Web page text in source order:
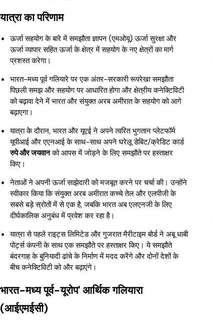
यात्रा का परिणाम
ऊर्जा सहयोग के बारे में समझौता ज्ञापन (एमओयू) ऊर्जा सुरक्षा और
ऊर्जा व्यापार सहित ऊर्जा के क्षेत्र में सहयोग के नए क्षेत्रों का मार्ग
प्रशस्त करेगा।
भारत-मध्य पूर्व गलियारे पर एक अंतर-सरकारी रूपरेखा समझौता
पिछली समझ और सहयोग पर आधारित होगा और क्षेत्रीय कनेक्टिविटी
को बढ़ावा देने में भारत और संयुक्त अरब अमीरात के सहयोग को आगे
बढ़ाएगा।
यात्रा के दौरान, भारत और यूएई ने अपने त्वरित भुगतान प्लेटफॉर्म
यूपीआई और एएनआई के साथ-साथ अपने घरेलू डेबिट/क्रेडिट कार्ड
रुपे और जयवानको आपस में जोड़ने के लिए समझौते पर हस्ताक्षर
किए।
नेताओं ने अपनी ऊर्जा साझेदारी को मजबूत करने पर चर्चा की। उन्होंने
स्वीकार किया कि संयुक्त अरब अमीरात कच्चे तेल और एलपीजी के
सबसे बड़े स्रोतों में से एक है, जबकि भारत अब एलएनजी के लिए
दीर्घकालिक अनुबंध में प्रवेश कर रहा है।
यात्रा से पहले राइट्स लिमिटेड और गुजरात मैरीटाइम बोर्ड ने अबू धाबी
पोर्ट्स कंपनी के साथ एक समझौते पर हस्ताक्षर किए। ये समझौते
बंदरगाह के बुनियादी ढांचे के निर्माण में मदद करेंगे और दोनों देशों के
बीच कनेक्टिविटी को और बढ़ाएंगे।
भारत-मध्य पूर्व-यूरोप' आर्थिक गलियारा
(आईएमईसी)